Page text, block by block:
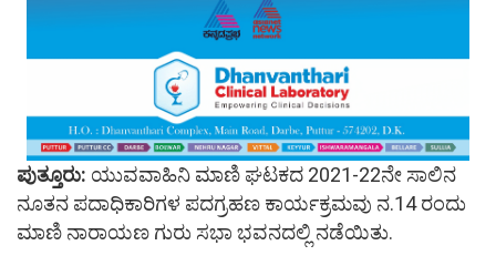
ಪುತ್ತೂರು: ಯುವವಾಹಿನಿ ಮಾಣಿ ಘಟಕದ 2021-22ನೇ ಸಾಲಿನ
ನೂತನ ಪದಾಧಿಕಾರಿಗಳ ಪದಗ್ರಹಣ ಕಾರ್ಯಕ್ರಮವು ನ.14 ರಂದು
ಮಾಣಿ ನಾರಾಯಣ ಗುರು ಸಭಾ ಭವನದಲ್ಲಿ ನಡೆಯಿತು.